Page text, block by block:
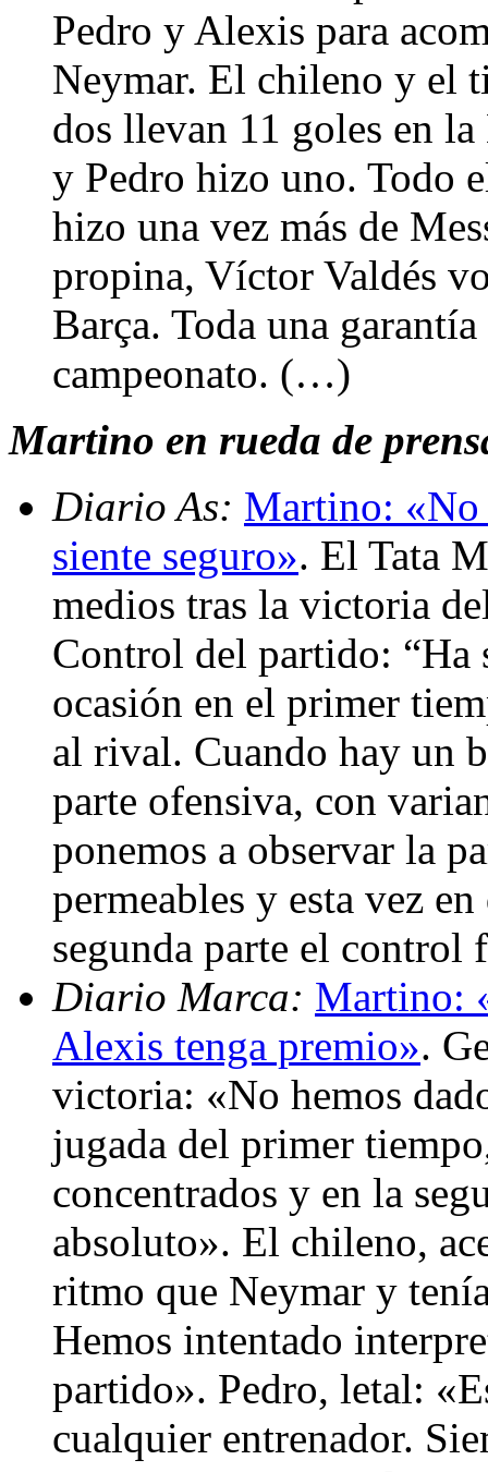
Pedro y Alexis para
Neymar. El chileno y el
dos llevan 11 goles en
y Pedro hizo uno. Todo
hizo una vez más de
propina, Víctor Valdés
Barça. Toda una
campeonato. (…)
Martino en rueda de
Diario As: Martino: «No
siente seguro». El Tata
medios tras la victoria
Control del partido: “Ha
ocasión en el primer
al rival. Cuando hay un
parte ofensiva, con
ponemos a observar la
permeables y esta vez
segunda parte el
Diario Marca: Martino:
Alexis tenga premio».
victoria: «No hemos
jugada del primer
concentrados y en la
absoluto». El chileno,
ritmo que Neymar y
Hemos intentado
partido». Pedro, letal:
cualquier entrenador.